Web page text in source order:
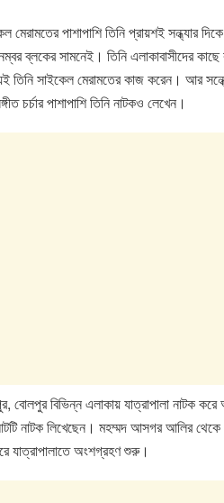
মেরামতের পাশাপাশি তিনি প্রায়শই সন্ধ্যার
ব্লকের সামনেই। তিনি এলাকাবাসীদের কাছে
তিনি সাইকেল মেরামতের কাজ করেন। আর
চর্চার পাশাপাশি তিনি নাটকও লেখেন।
বোলপুর বিভিন্ন এলাকায় যাত্রাপালা নাটক
নাটক লিখেছেন। মহম্মদ আসগর আলির থেকে
যাত্রাপালাতে অংশগ্রহণ শুরু।